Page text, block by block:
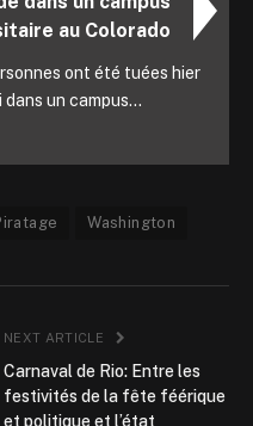
au Colorado
ont été tuées hier
dans un campus...
Washington
NEXT ARTICLE
Carnaval de Rio: Entre les
festivités de la fête féérique
et politique et l’état